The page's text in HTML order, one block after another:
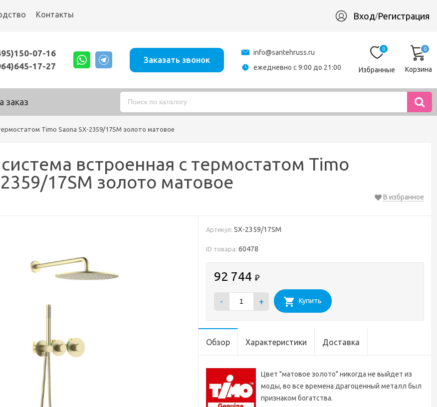
Контакты Вход/Регистрация
07-16
17-27
Заказать звонок
info@santehruss.ru
ежедневно с 9:00 до 21:00
0
Избранные
0
Корзина
заказ
Timo Saona SX-2359/17SM золото матовое
встроенная с термостатом Timo
2359/17SM золото матовое
В избранное
Артикул: SX-2359/17SM
ID товара: 60478
92 744 ₽
- + Купить
Обзор Характеристики Доставка
Цвет "матовое золото" никогда не выйдет из
моды, во все времена драгоценный металл был
признаком богатства.